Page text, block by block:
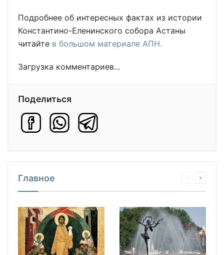
Подробнее об интересных фактах из истории
Константино-Еленинского собора Астаны
читайте в большом материале АПН.
Загрузка комментариев...
Поделиться
Главное